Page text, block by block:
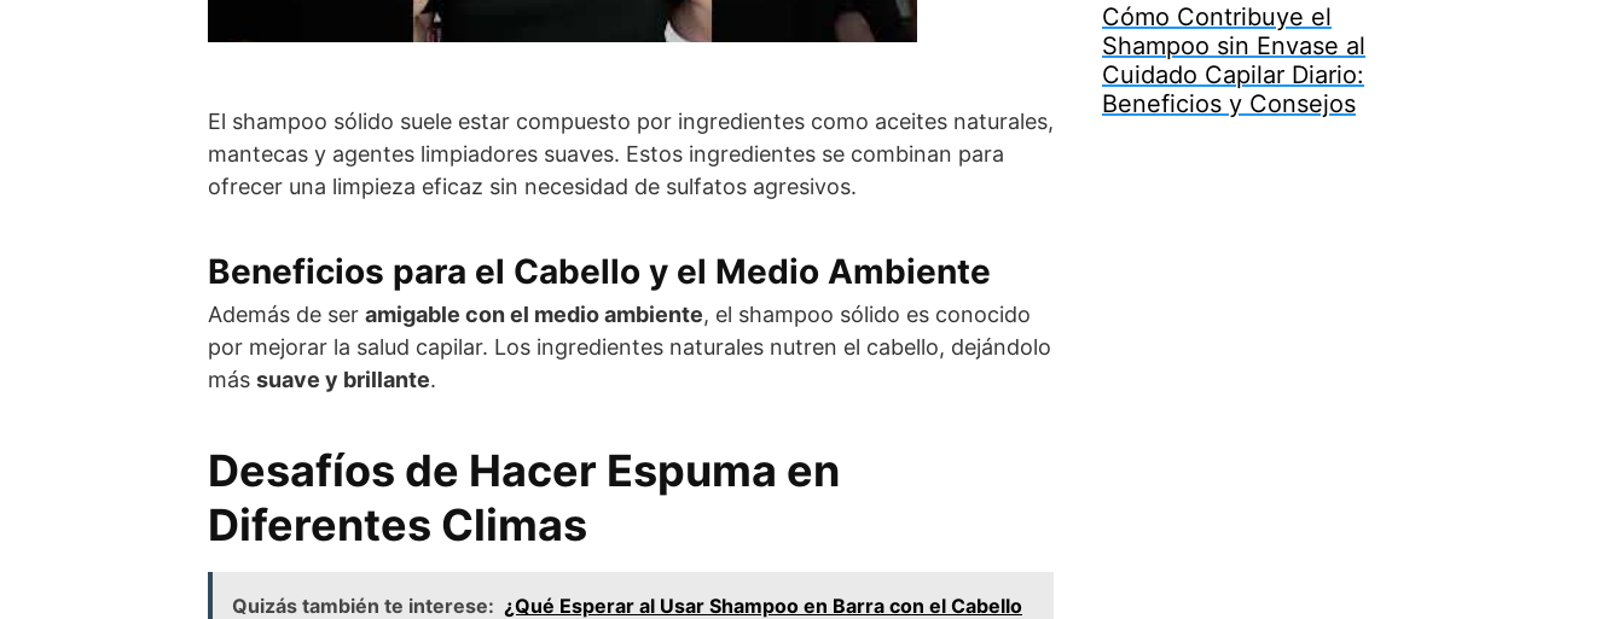
El shampoo sólido suele estar compuesto por ingredientes como aceites naturales,
mantecas y agentes limpiadores suaves. Estos ingredientes se combinan para
ofrecer una limpieza eficaz sin necesidad de sulfatos agresivos.
Beneficios para el Cabello y el Medio Ambiente
Además de ser amigable con el medio ambiente, el shampoo sólido es conocido
por mejorar la salud capilar. Los ingredientes naturales nutren el cabello, dejándolo
más suave y brillante.
Desafíos de Hacer Espuma en
Diferentes Climas
Quizás también te interese: ¿Qué Esperar al Usar Shampoo en Barra con el Cabello
Cómo Contribuye el
Shampoo sin Envase al
Cuidado Capilar Diario:
Beneficios y Consejos